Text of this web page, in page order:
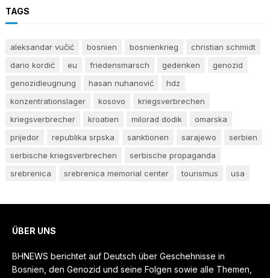
TAGS
aleksandar vučić bosnien bosnienkrieg
christian schmidt
dario kordić
eu friedensmarsch gedenken
genozid
genozidleugnung
hasan nuhanović
hdz
konzentrationslager
kosovo
kriegsverbrechen
kriegsverbrecher
kroatien milorad dodik
omarska
prijedor
republika srpska sanktionen sarajewo
serbien
serbische kriegsverbrechen
serbische propaganda
srebrenica
srebrenica memorial center tourismus usa
ÜBER UNS
BHNEWS berichtet auf Deutsch über Geschehnisse in
Bosnien, den Genozid und seine Folgen sowie alle Themen,